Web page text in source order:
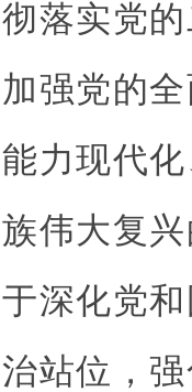
落实党
强党的
力现代
伟大复
深化党
站位，